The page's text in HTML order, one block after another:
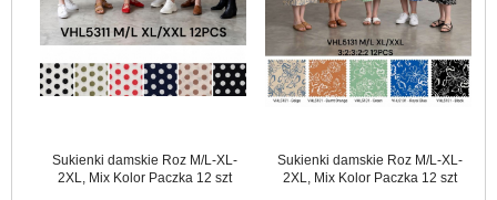
Sukienki damskie Roz M/L-XL-
2XL, Mix Kolor Paczka 12 szt
Sukienki damskie Roz M/L-XL-
2XL, Mix Kolor Paczka 12 szt